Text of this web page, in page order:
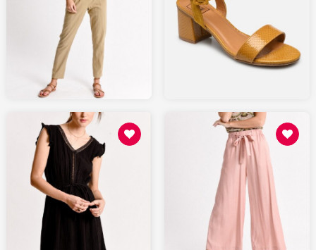
85.48
MOLLYBRACKEN.fr
SARENZA.com
88.8
MOLLYBRACKEN.fr
MOLLYBRACKEN.fr